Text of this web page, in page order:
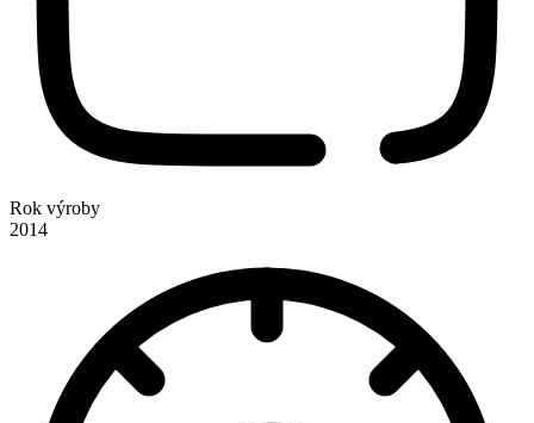
Rok výroby
2014